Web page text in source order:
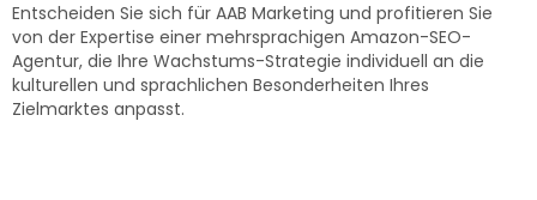
Entscheiden Sie sich für AAB Marketing und profitieren Sie
von der Expertise einer mehrsprachigen Amazon-SEO-
Agentur, die Ihre Wachstums-Strategie individuell an die
kulturellen und sprachlichen Besonderheiten Ihres
Zielmarktes anpasst.